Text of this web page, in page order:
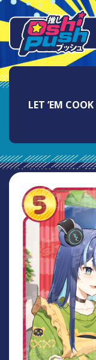
LET ’EM COOK